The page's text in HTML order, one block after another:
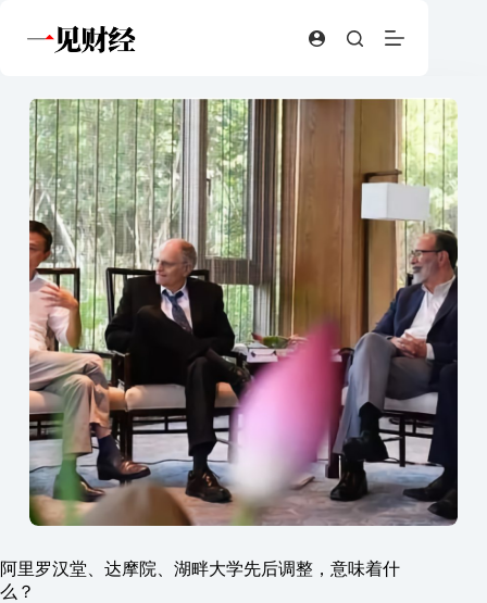
阿里罗汉堂、达摩院、湖畔大学先后调整，意味着什
么？